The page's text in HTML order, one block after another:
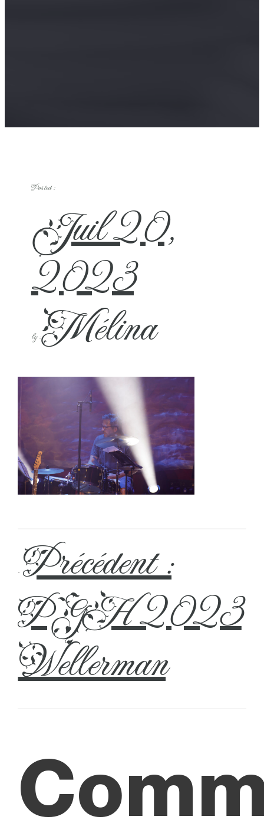
Posted :
Juil 20,
2023
by :Mélina
←
Précédent :
PGH 2023
Wellerman